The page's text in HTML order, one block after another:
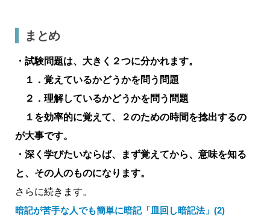
まとめ
・試験問題は、大きく２つに分かれます。
１．覚えているかどうかを問う問題
２．理解しているかどうかを問う問題
１を効率的に覚えて、２のための時間を捻出するの
が大事です。
・深く学びたいならば、まず覚えてから、意味を知る
と、その人のものになります。
さらに続きます。
暗記が苦手な人でも簡単に暗記「皿回し暗記法」(2)